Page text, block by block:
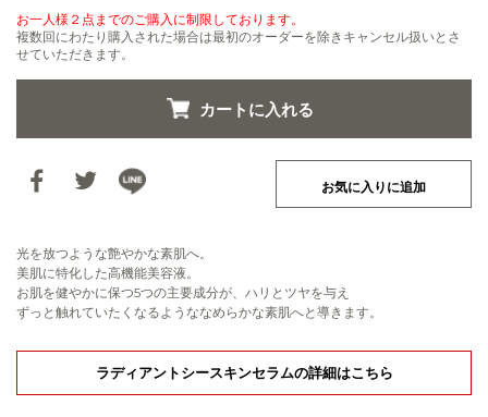
お一人様２点までのご購入に制限しております。
複数回にわたり購入された場合は最初のオーダーを除きキャンセル扱いとさ
せていただきます。
お気に入りに追加
光を放つような艶やかな素肌へ。
美肌に特化した高機能美容液。
お肌を健やかに保つ5つの主要成分が、ハリとツヤを与え
ずっと触れていたくなるようななめらかな素肌へと導きます。
ラディアントシースキンセラムの詳細はこちら